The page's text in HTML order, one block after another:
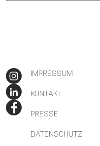
IMPRESSUM
KONTAKT
PRESSE
DATENSCHUTZ